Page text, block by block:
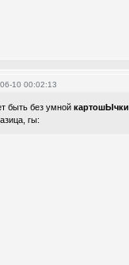
10 00:02:13
быть без умнойкартошЫчки
гы: